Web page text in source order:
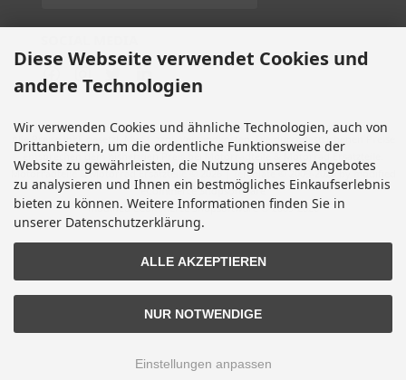
Alle Preise inkl. gesetzl. MwSt. zzgl. Versandkosten . Die durchgestrichenen Preise
entsprechen dem bisherigen Preis bei Motorradteile & Motorrad Ersatzteile.
Motorradteile & Motorrad Ersatzteile © 2026 | Template © 2009-2026 by modified
eCommerce Shopsoftware
modified eCommerce Shopsoftware © 2009-2026
Diese Webseite verwendet Cookies und
andere Technologien
Wir verwenden Cookies und ähnliche Technologien, auch von
Drittanbietern, um die ordentliche Funktionsweise der
Website zu gewährleisten, die Nutzung unseres Angebotes
zu analysieren und Ihnen ein bestmögliches Einkaufserlebnis
bieten zu können. Weitere Informationen finden Sie in
unserer Datenschutzerklärung.
ALLE AKZEPTIEREN
NUR NOTWENDIGE
Einstellungen anpassen